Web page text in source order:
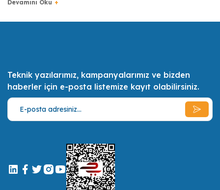
haberleşme sektöründe dünyanın önde gelen üreticilerinin ürünlerini
Türkiye bilişim sektörünün ilk 500 bilişim şirketinden biri olan GSL,
uzman sertifikalı mühendis kadrosuyla müşterilerinin ihtiyaçlarını en iyi
şekilde tespit etmek, onlara bu ihtiyaçları doğrultusunda olabilecek en
ekonomik, en kaliteli ve en pratik çözümler ve alternatifler sunmak,
Teknik yazılarımız, kampanyalarımız ve bizden
haberler için e-posta listemize kayıt olabilirsiniz.